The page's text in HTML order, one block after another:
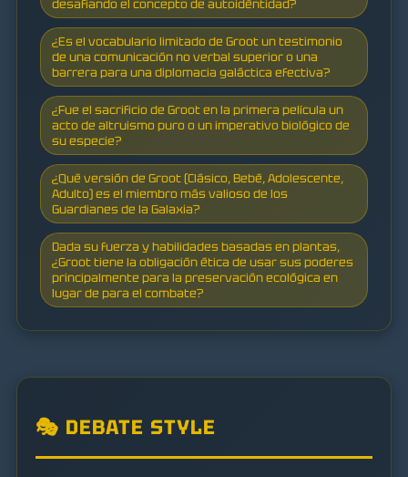
desafiando el concepto de autoidéntidad?
¿Es el vocabulario limitado de Groot un testimonio
de una comunicación no verbal superior o una
barrera para una diplomacia galáctica efectiva?
¿Fue el sacrificio de Groot en la primera película un
acto de altruismo puro o un imperativo biológico de
su especie?
¿Qué versión de Groot (Clásico, Bebé, Adolescente,
Adulto) es el miembro más valioso de los
Guardianes de la Galaxia?
Dada su fuerza y habilidades basadas en plantas,
¿Groot tiene la obligación ética de usar sus poderes
principalmente para la preservación ecológica en
lugar de para el combate?
🎭 DEBATE STYLE